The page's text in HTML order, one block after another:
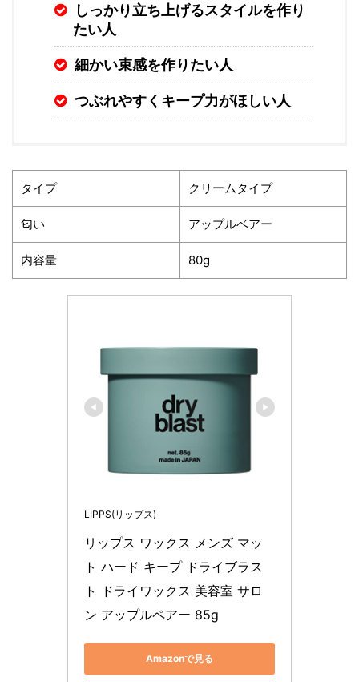
しっかり立ち上げるスタイルを作り
たい人
細かい束感を作りたい人
つぶれやすくキープ力がほしい人
タイプ クリームタイプ
匂い アップルベアー
内容量 80g
LIPPS(リップス)
リップス ワックス メンズ マッ
ト ハード キープ ドライブラス
ト ドライワックス 美容室 サロ
ン アップルペアー 85g
Amazonで見る